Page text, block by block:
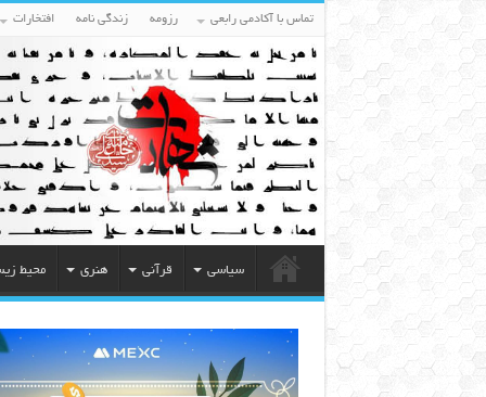
تماس با آکادمی رابعی رزومه زندگی نامه افتخارات
سیاسی قرآنی هنری محیط